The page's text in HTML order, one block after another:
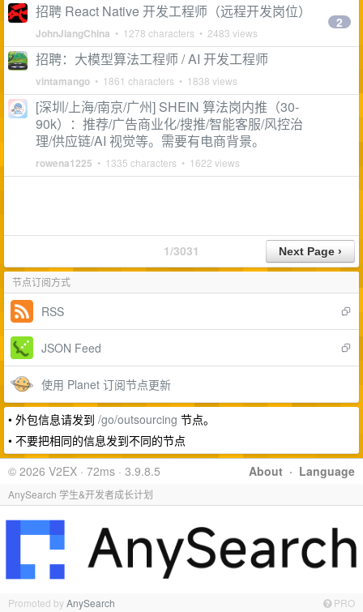
招聘 React Native 开发工程师（远程开发岗位）
JohnJiangChina • 1278 characters • 2483 views
2
招聘：大模型算法工程师 / AI 开发工程师
vintamango • 1861 characters • 1838 views
[深圳/上海/南京/广州] SHEIN 算法岗内推（30-
90k）：推荐/广告商业化/搜推/智能客服/风控治
理/供应链/AI 视觉等。需要有电商背景。
rowena1225 • 1335 characters • 1622 views
1/3031
节点订阅方式
RSS
JSON Feed
使用 Planet 订阅节点更新
• 外包信息请发到 /go/outsourcing 节点。
• 不要把相同的信息发到不同的节点
About · Language
© 2026 V2EX · 72ms · 3.9.8.5
AnySearch 学生&开发者成长计划
Promoted byAnySearch PRO